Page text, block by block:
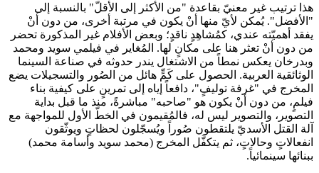
هذا ترتيب غير معنيّ بقاعدة "من الأكثر إلى الأقلّ" بالنسبة إلى
"الأفضل". يُمكن لأيّ منها أنْ يكون في مرتبة أخرى، من دون أنْ
يفقد أهميّته عندي، كمُشاهِدٍ ناقدٍ؛ وبعض الأفلام غير المذكورة تحضر
من دون أنْ تعثر هنا على مكانٍ لها. المُغاير في فيلمي سويد ومحمد
وبدرخان يعكس نمطاً من الاشتغال يندر حدوثه في صناعة السينما
الوثائقية العربية. الحصول على كَمٍّ هائل من الصُور والتسجيلات يضع
المخرج في "غرفة توليفٍ"، دافعاً إياه إلى تمرينٍ على كيفية بناء
فيلمٍ، من دون أنْ يكون هو "صاحبه" مباشرةً، منذ ما قبل بداية
التصوير، والتصوير ليس له، فالمُقيمون في الخطّ الأول للمواجهة مع
آلة القتل الأسديّ يلتقطون صُوراً ويُسجّلون لحظاتٍ ويوثّقون
انفعالاتٍ وحالاتٍ، ثم يتكفَّل المخرج (محمد سويد وأسامة محمد)
ببنائها سينمائياً.